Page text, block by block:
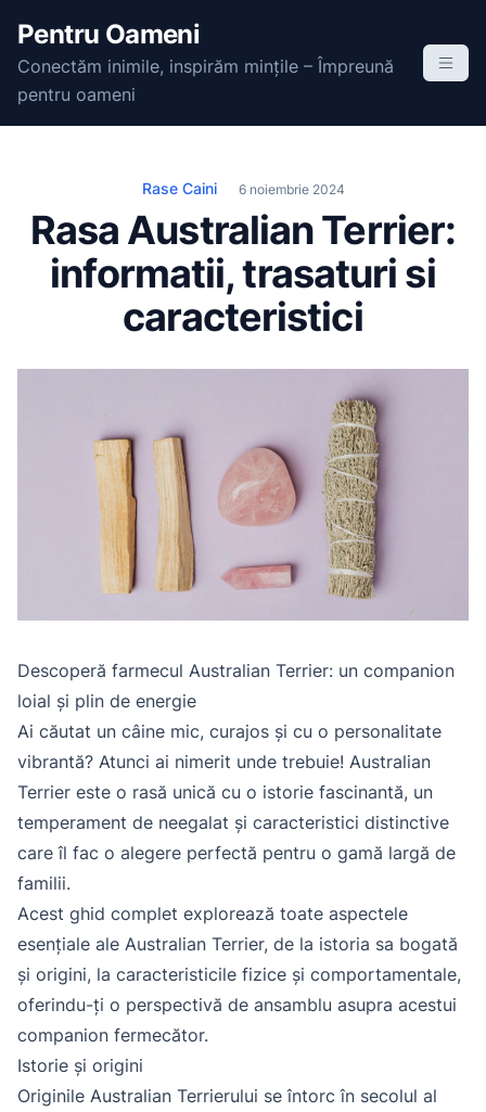
t
Pentru Oameni
Conectăm inimile, inspirăm mințile – Împreună
pentru oameni
Rase Caini 6 noiembrie 2024
Rasa Australian Terrier:
informatii, trasaturi si
caracteristici
Descoperă farmecul Australian Terrier: un companion
loial și plin de energie
Ai căutat un câine mic, curajos și cu o personalitate
vibrantă? Atunci ai nimerit unde trebuie! Australian
Terrier este o rasă unică cu o istorie fascinantă, un
temperament de neegalat și caracteristici distinctive
care îl fac o alegere perfectă pentru o gamă largă de
familii.
Acest ghid complet explorează toate aspectele
esențiale ale Australian Terrier, de la istoria sa bogată
și origini, la caracteristicile fizice și comportamentale,
oferindu-ți o perspectivă de ansamblu asupra acestui
companion fermecător.
Istorie și origini
Originile Australian Terrierului se întorc în secolul al